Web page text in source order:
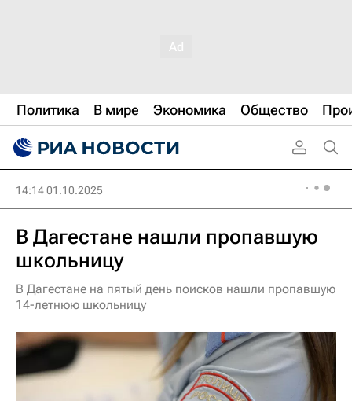
Политика В мире Экономика Общество
14:14 01.10.2025
В Дагестане нашли пропавшую
школьницу
В Дагестане на пятый день поисков нашли пропавшую
14-летнюю школьницу